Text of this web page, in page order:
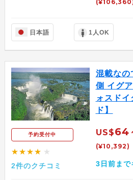
日本語 1人OK
予約受付中
★★★★ ★
2件のクチコミ
混載なの
側 イグ
ォスドイ
ド】
US$64
(¥10,392)
3日前まで